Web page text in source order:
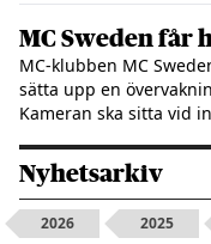
MC Sweden får
MC-klubben MC
sätta upp en
Kameran ska sitta vid
Nyhetsarkiv
2026 2025